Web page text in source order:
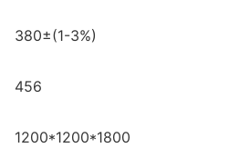
380±(1-3%)
456
1200*1200*1800